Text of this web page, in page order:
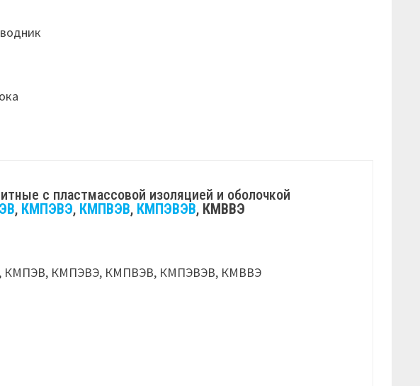
с пластмассовой изоляцией и оболочкой
, КМПЭВЭ, КМПВЭВ, КМПЭВЭВ, КМВВЭ